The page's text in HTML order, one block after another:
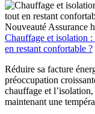
Nouveauté Assurance
Chauffage et isolation
en restant confortable ?
Réduire sa facture
préoccupation
chauffage et l’isolation,
maintenant une